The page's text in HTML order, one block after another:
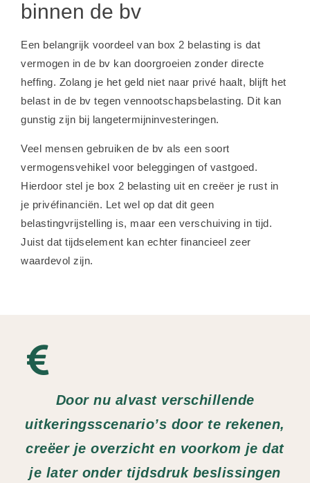
binnen de bv
Een belangrijk voordeel van box 2 belasting is dat
vermogen in de bv kan doorgroeien zonder directe
heffing. Zolang je het geld niet naar privé haalt, blijft het
belast in de bv tegen vennootschapsbelasting. Dit kan
gunstig zijn bij langetermijninvesteringen.
Veel mensen gebruiken de bv als een soort
vermogensvehikel voor beleggingen of vastgoed.
Hierdoor stel je box 2 belasting uit en creëer je rust in
je privéfinanciën. Let wel op dat dit geen
belastingvrijstelling is, maar een verschuiving in tijd.
Juist dat tijdselement kan echter financieel zeer
waardevol zijn.
Door nu alvast verschillende
uitkeringsscenario’s door te rekenen,
creëer je overzicht en voorkom je dat
je later onder tijdsdruk beslissingen